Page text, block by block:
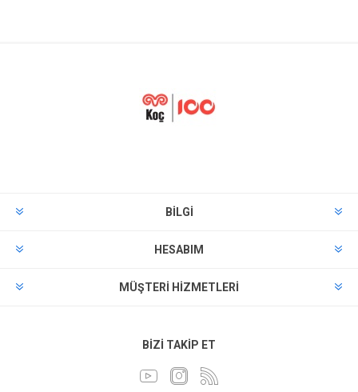
BILGI
HESABIM
MÜŞTERI HIZMETLERI
BIZI TAKIP ET